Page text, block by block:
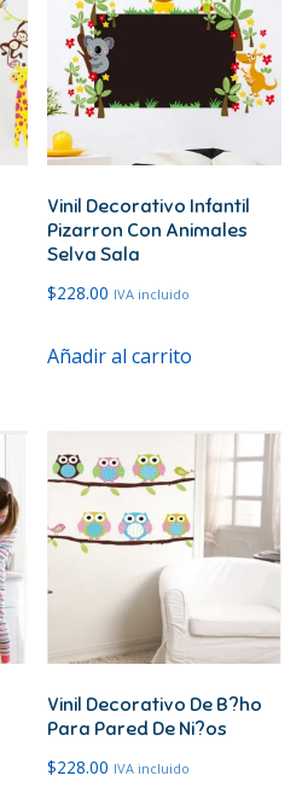
Vinil Decorativo Infantil
Pizarron Con Animales
Selva Sala
$228.00 IVA incluido
Añadir al carrito
Vinil Decorativo De B?ho
Para Pared De Ni?os
$228.00 IVA incluido